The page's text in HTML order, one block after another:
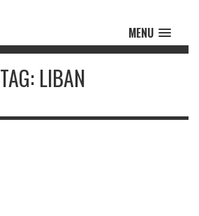
MENU
TAG: LIBAN